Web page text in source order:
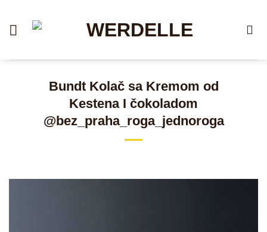
content
Bundt Kolač sa Kremom od
Kestena I čokoladom
@bez_praha_roga_jednoroga